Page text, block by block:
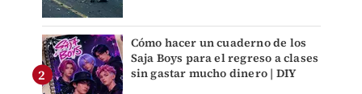
Cómo hacer un cuaderno de los
Saja Boys para el regreso a clases
sin gastar mucho dinero | DIY